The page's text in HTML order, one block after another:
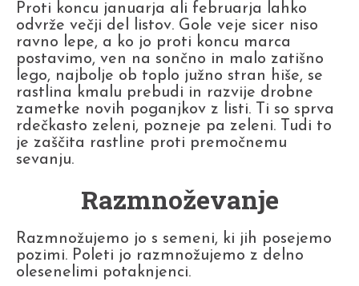
Proti koncu januarja ali februarja lahko
odvrže večji del listov. Gole veje sicer niso
ravno lepe, a ko jo proti koncu marca
postavimo, ven na sončno in malo zatišno
lego, najbolje ob toplo južno stran hiše, se
rastlina kmalu prebudi in razvije drobne
zametke novih poganjkov z listi. Ti so sprva
rdečkasto zeleni, pozneje pa zeleni. Tudi to
je zaščita rastline proti premočnemu
sevanju.
Razmnoževanje
Razmnožujemo jo s semeni, ki jih posejemo
pozimi. Poleti jo razmnožujemo z delno
olesenelimi potaknjenci.